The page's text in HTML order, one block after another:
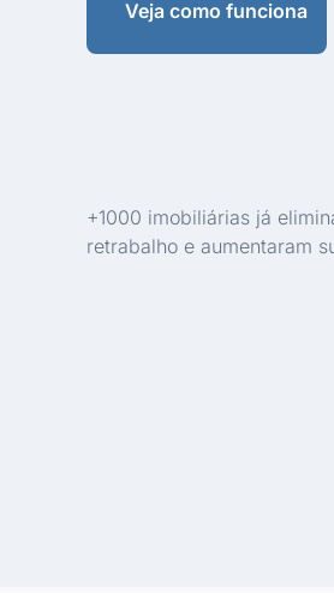
Veja como funciona
+1000 imobiliárias já
retrabalho e aumentaram